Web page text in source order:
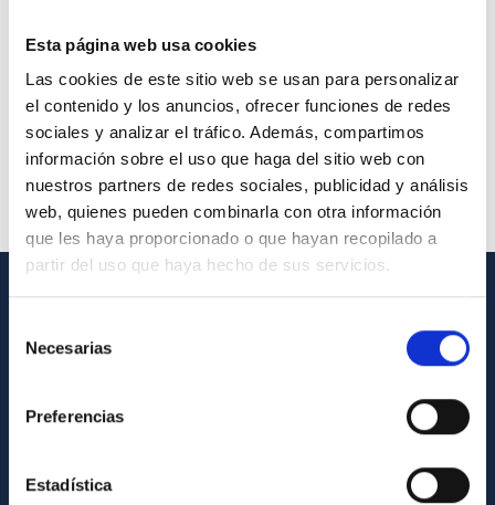
Esta página web usa cookies
Las cookies de este sitio web se usan para personalizar
el contenido y los anuncios, ofrecer funciones de redes
sociales y analizar el tráfico. Además, compartimos
información sobre el uso que haga del sitio web con
nuestros partners de redes sociales, publicidad y análisis
web, quienes pueden combinarla con otra información
que les haya proporcionado o que hayan recopilado a
partir del uso que haya hecho de sus servicios.
Necesarias
Preferencias
Estadística
Biblioteca